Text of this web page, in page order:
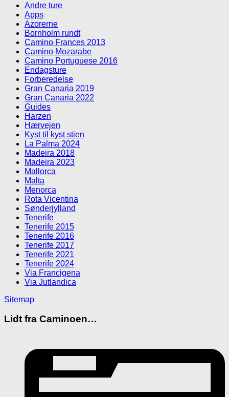
Andre ture
Apps
Azorerne
Bornholm rundt
Camino Frances 2013
Camino Mozarabe
Camino Portuguese 2016
Endagsture
Forberedelse
Gran Canaria 2019
Gran Canaria 2022
Guides
Harzen
Hærvejen
Kyst til kyst stien
La Palma 2024
Madeira 2018
Madeira 2023
Mallorca
Malta
Menorca
Rota Vicentina
Sønderjylland
Tenerife
Tenerife 2015
Tenerife 2016
Tenerife 2017
Tenerife 2021
Tenerife 2024
Via Francigena
Via Jutlandica
Sitemap
Lidt fra Caminoen…